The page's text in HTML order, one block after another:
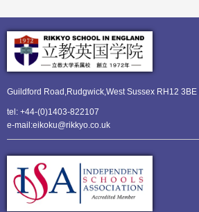
Guildford Road,Rudgwick,West Sussex RH12 3BE
tel: +44-(0)1403-822107
e-mail:eikoku@rikkyo.co.uk